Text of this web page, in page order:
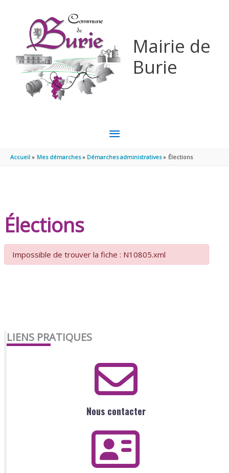
Mairie de
Burie
MENU
PRINCIPAL
Accueil Mes démarches Démarches administratives Élections
Élections
Impossible de trouver la fiche : N10805.xml
LIENS PRATIQUES
Nous contacter